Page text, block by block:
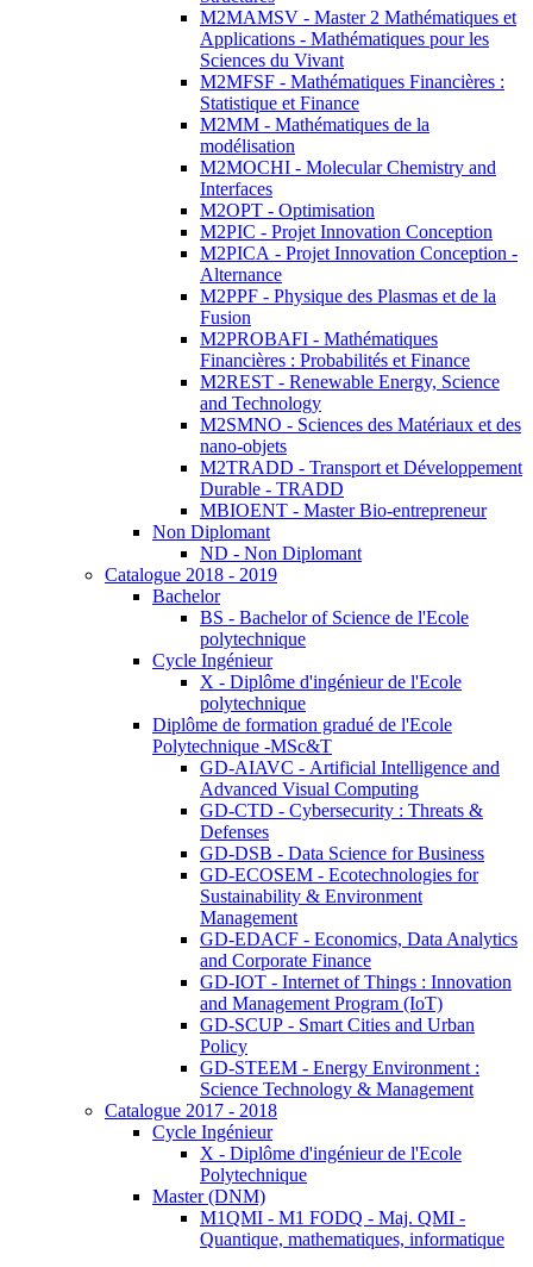
M2MAMSV - Master 2 Mathématiques et
Applications - Mathématiques pour les
Sciences du Vivant
M2MFSF - Mathématiques Financières :
Statistique et Finance
M2MM - Mathématiques de la
modélisation
M2MOCHI - Molecular Chemistry and
Interfaces
M2OPT - Optimisation
M2PIC - Projet Innovation Conception
M2PICA - Projet Innovation Conception -
Alternance
M2PPF - Physique des Plasmas et de la
Fusion
M2PROBAFI - Mathématiques
Financières : Probabilités et Finance
M2REST - Renewable Energy, Science
and Technology
M2SMNO - Sciences des Matériaux et des
nano-objets
M2TRADD - Transport et Développement
Durable - TRADD
MBIOENT - Master Bio-entrepreneur
Non Diplomant
ND - Non Diplomant
Catalogue 2018 - 2019
Bachelor
BS - Bachelor of Science de l'Ecole
polytechnique
Cycle Ingénieur
X - Diplôme d'ingénieur de l'Ecole
polytechnique
Diplôme de formation gradué de l'Ecole
Polytechnique -MSc&T
GD-AIAVC - Artificial Intelligence and
Advanced Visual Computing
GD-CTD - Cybersecurity : Threats &
Defenses
GD-DSB - Data Science for Business
GD-ECOSEM - Ecotechnologies for
Sustainability & Environment
Management
GD-EDACF - Economics, Data Analytics
and Corporate Finance
GD-IOT - Internet of Things : Innovation
and Management Program (IoT)
GD-SCUP - Smart Cities and Urban
Policy
GD-STEEM - Energy Environment :
Science Technology & Management
Catalogue 2017 - 2018
Cycle Ingénieur
X - Diplôme d'ingénieur de l'Ecole
Polytechnique
Master (DNM)
M1QMI - M1 FODQ - Maj. QMI -
Quantique, mathematiques, informatique